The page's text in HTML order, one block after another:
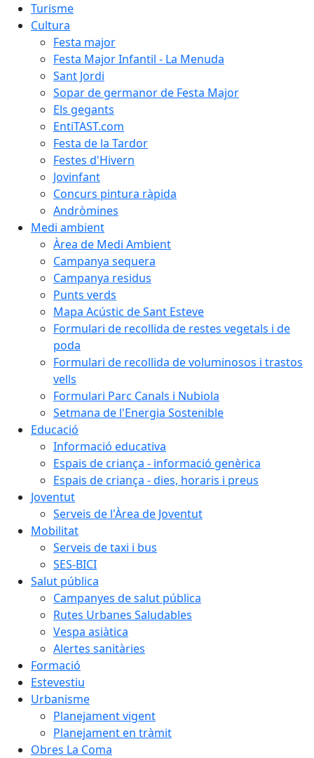
Turisme
Cultura
Festa major
Festa Major Infantil - La Menuda
Sant Jordi
Sopar de germanor de Festa Major
Els gegants
EntiTAST.com
Festa de la Tardor
Festes d'Hivern
Jovinfant
Concurs pintura ràpida
Andròmines
Medi ambient
Àrea de Medi Ambient
Campanya sequera
Campanya residus
Punts verds
Mapa Acústic de Sant Esteve
Formulari de recollida de restes vegetals i de
poda
Formulari de recollida de voluminosos i trastos
vells
Formulari Parc Canals i Nubiola
Setmana de l'Energia Sostenible
Educació
Informació educativa
Espais de criança - informació genèrica
Espais de criança - dies, horaris i preus
Joventut
Serveis de l'Àrea de Joventut
Mobilitat
Serveis de taxi i bus
SES-BICI
Salut pública
Campanyes de salut pública
Rutes Urbanes Saludables
Vespa asiàtica
Alertes sanitàries
Formació
Estevestiu
Urbanisme
Planejament vigent
Planejament en tràmit
Obres La Coma